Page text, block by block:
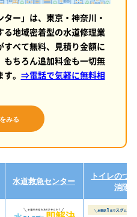
ター」は、東京・神奈川・
地域密着型の水道修理業
べて無料、見積り金額に
ちろん追加料金も一切無
。 ⇒電話で気軽に無料相
みる
水道救急センター
トイレのつ
消隊